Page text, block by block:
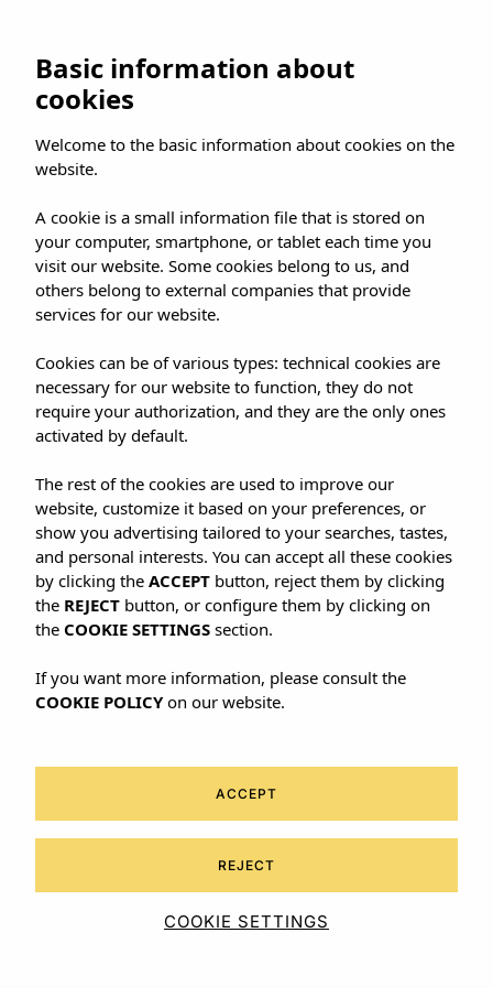
Villadiensten
Diensten
Onze voorstel voor uw vakantie gaat verder
voorzieningen. Wij bieden u een warme en
welkome plek, waar het comfort en de zon
vanIbiza het hele complex verwarmen. Onze
oase van rust is ideaal voor degenen die
willen genieten van de natuur, vitamine ‘zon’
zonder de andere charmante kanten die
Villas is een luxe ervaring van de essentiële
kanten van het leven.
Basic information about
cookies
Welcome to the basic information about cookies on the
website.
A cookie is a small information file that is stored on
your computer, smartphone, or tablet each time you
visit our website. Some cookies belong to us, and
others belong to external companies that provide
services for our website.
Cookies can be of various types: technical cookies are
necessary for our website to function, they do not
require your authorization, and they are the only ones
activated by default.
The rest of the cookies are used to improve our
website, customize it based on your preferences, or
show you advertising tailored to your searches, tastes,
and personal interests. You can accept all these cookies
by clicking the ACCEPT button, reject them by clicking
the REJECT button, or configure them by clicking on
the COOKIE SETTINGS section.
If you want more information, please consult the
COOKIE POLICYon our website.
COOKIE SETTINGS
REJECT
ACCEPT